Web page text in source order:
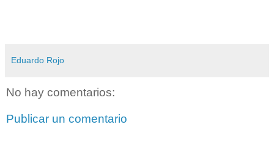
Eduardo Rojo
No hay comentarios:
Publicar un comentario